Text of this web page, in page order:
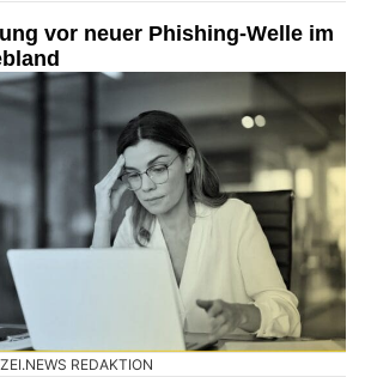
vor neuer Phishing-Welle im
REDAKTION